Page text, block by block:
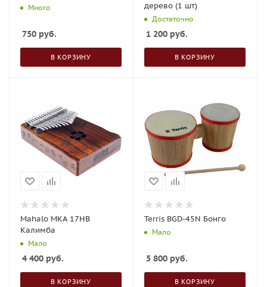
Много
750 руб.
В КОРЗИНУ
дерево (1 шт)
Достаточно
1 200 руб.
В КОРЗИНУ
Mahalo MKA 17HB
Калимба
Мало
4 400 руб.
В КОРЗИНУ
Terris BGD-45N Бонго
Мало
5 800 руб.
В КОРЗИНУ